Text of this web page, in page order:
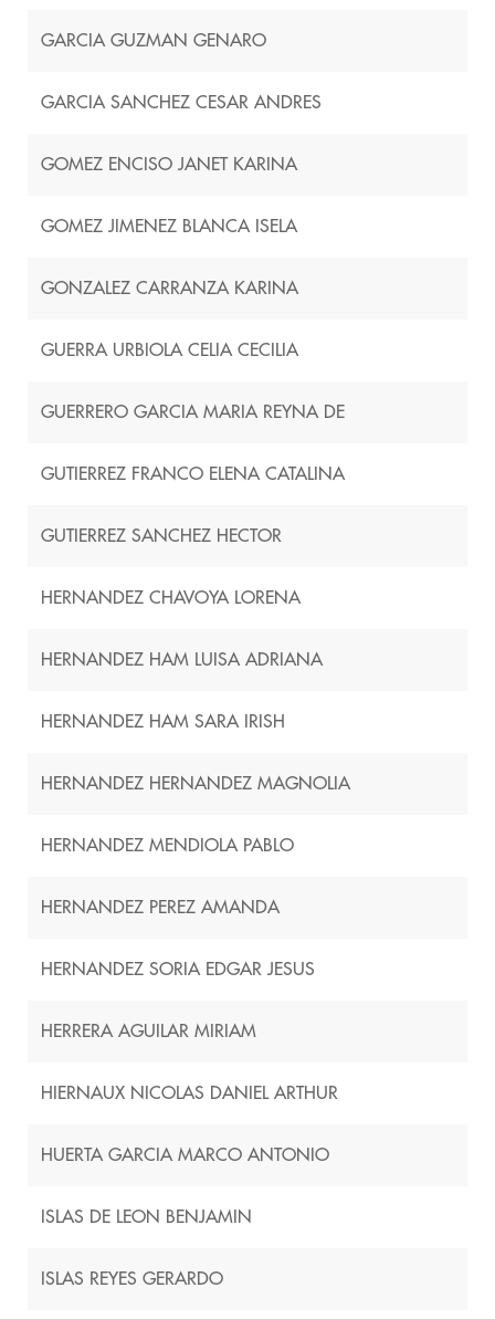
GARCIA GUZMAN GENARO
GARCIA SANCHEZ CESAR ANDRES
GOMEZ ENCISO JANET KARINA
GOMEZ JIMENEZ BLANCA ISELA
GONZALEZ CARRANZA KARINA
GUERRA URBIOLA CELIA CECILIA
GUERRERO GARCIA MARIA REYNA DE
GUTIERREZ FRANCO ELENA CATALINA
GUTIERREZ SANCHEZ HECTOR
HERNANDEZ CHAVOYA LORENA
HERNANDEZ HAM LUISA ADRIANA
HERNANDEZ HAM SARA IRISH
HERNANDEZ HERNANDEZ MAGNOLIA
HERNANDEZ MENDIOLA PABLO
HERNANDEZ PEREZ AMANDA
HERNANDEZ SORIA EDGAR JESUS
HERRERA AGUILAR MIRIAM
HIERNAUX NICOLAS DANIEL ARTHUR
HUERTA GARCIA MARCO ANTONIO
ISLAS DE LEON BENJAMIN
ISLAS REYES GERARDO